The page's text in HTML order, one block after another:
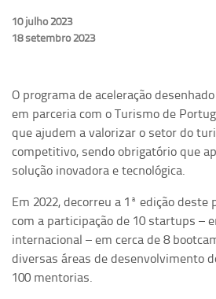
10 julho 2023
18 setembro 2023
O programa de aceleração
em parceria com o Turismo de
que ajudem a valorizar o setor do
competitivo, sendo obrigatório que
solução inovadora e tecnológica.
Em 2022, decorreu a 1ª edição deste
com a participação de 10 startups –
internacional – em cerca de 8
diversas áreas de desenvolvimento
100 mentorias.